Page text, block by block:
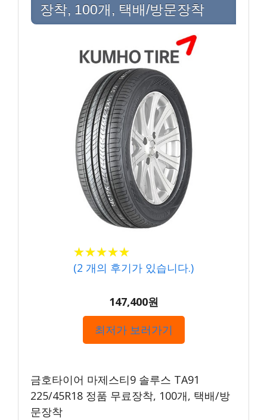
장착, 100개, 택배/방문장착
★★★★★
★★★★★
(2 개의 후기가 있습니다.)
147,400원
최저가 보러가기
금호타이어 마제스티9 솔루스 TA91
225/45R18 정품 무료장착, 100개, 택배/방
문장착